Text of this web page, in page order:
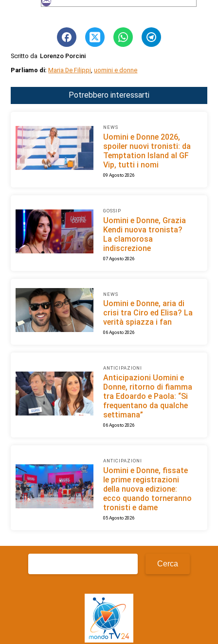
Scritto da Lorenzo Porcini
Parliamo di:Maria De Filippi,uomini e donne
Potrebbero interessarti
NEWS
Uomini e Donne 2026,
spoiler nuovi tronisti: da
Temptation Island al GF
Vip, tutti i nomi
09 Agosto 2026
GOSSIP
Uomini e Donne, Grazia
Kendi nuova tronista?
La clamorosa
indiscrezione
07 Agosto 2026
NEWS
Uomini e Donne, aria di
crisi tra Ciro ed Elisa? La
verità spiazza i fan
06 Agosto 2026
ANTICIPAZIONI
Anticipazioni Uomini e
Donne, ritorno di fiamma
tra Edoardo e Paola: “Si
frequentano da qualche
settimana”
06 Agosto 2026
ANTICIPAZIONI
Uomini e Donne, fissate
le prime registrazioni
della nuova edizione:
ecco quando torneranno
tronisti e dame
05 Agosto 2026
Ricerca